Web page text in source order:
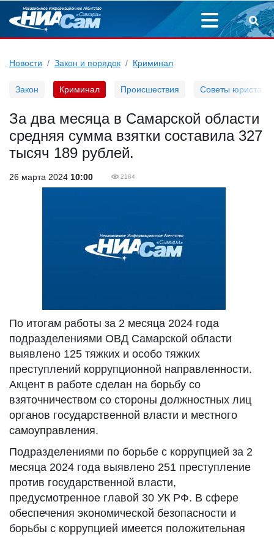
Новости Закон и порядок Криминал
Закон Криминал Происшествия Советы юриста
За два месяца в Самарской области
средняя сумма взятки составила 327
тысяч 189 рублей.
26 марта 2024 10:00 2184
По итогам работы за 2 месяца 2024 года
подразделениями ОВД Самарской области
выявлено 125 тяжких и особо тяжких
преступлений коррупционной направленности.
Акцент в работе сделан на борьбу со
взяточничеством со стороны должностных лиц
органов государственной власти и местного
самоуправления.
Подразделениями по борьбе с коррупцией за 2
месяца 2024 года выявлено 251 преступление
против государственной власти,
предусмотренное главой 30 УК РФ. В сфере
обеспечения экономической безопасности и
борьбы с коррупцией имеется положительная